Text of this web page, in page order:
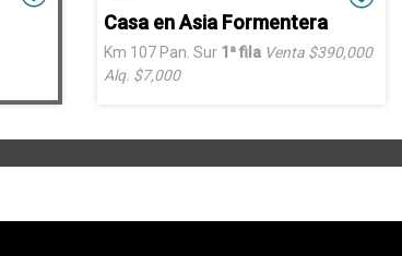
Casa en Asia Formentera
Km 107 Pan. Sur 1ª fila Venta $390,000
Alq. $7,000